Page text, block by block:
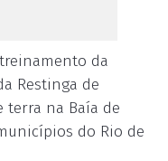
da
Restinga de
terra na Baía de
do Rio de